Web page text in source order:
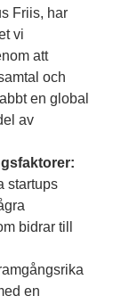
Friis, har
vi
att
och
en global
av
startups
bidrar till
en